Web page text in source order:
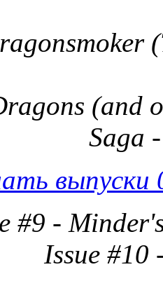
(and
Saga
выпуски
#9 -
Issue #10